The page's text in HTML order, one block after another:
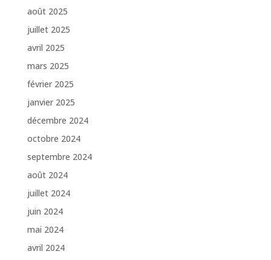
août 2025
juillet 2025
avril 2025
mars 2025
février 2025
janvier 2025
décembre 2024
octobre 2024
septembre 2024
août 2024
juillet 2024
juin 2024
mai 2024
avril 2024